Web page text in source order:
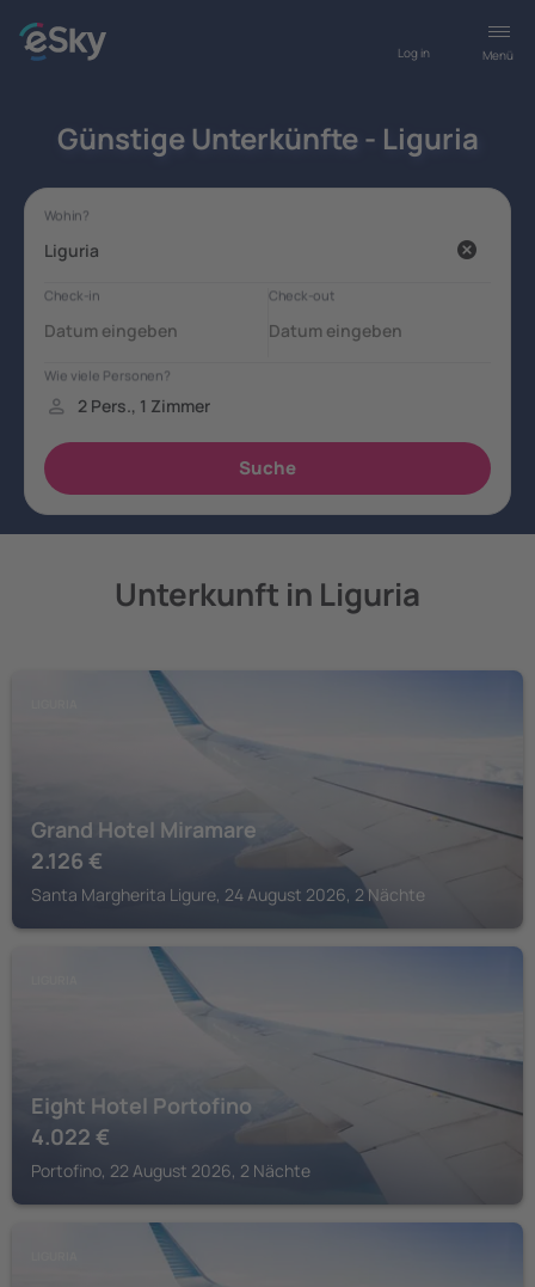
Menü
Log in
Günstige Unterkünfte - Liguria
Unterkunft in Liguria
Grand Hotel Miramare
2.126 €
Santa Margherita Ligure, 24 August 2026, 2 Nächte
Eight Hotel Portofino
4.022 €
Portofino, 22 August 2026, 2 Nächte